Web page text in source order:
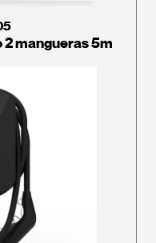
mangueras 5m